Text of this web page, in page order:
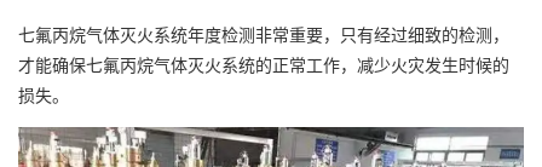
七氟丙烷气体灭火系统年度检测非常重要，只有经过细致的检测，
才能确保七氟丙烷气体灭火系统的正常工作，减少火灾发生时候的
损失。